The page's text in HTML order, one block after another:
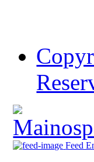
Feed